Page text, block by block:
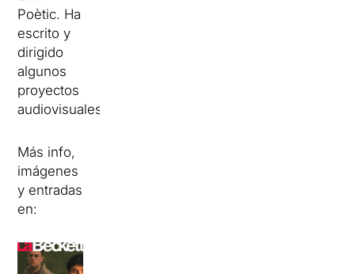
Poètic. Ha
escrito y
dirigido
algunos
proyectos
audiovisuales.
Más info,
imágenes
y entradas
en: